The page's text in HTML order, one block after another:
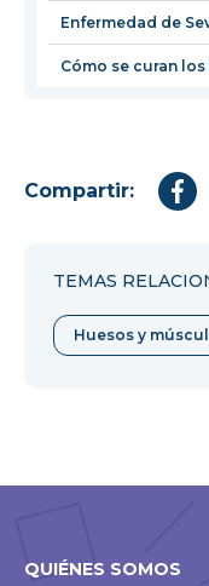
Enfermedad de
Cómo se curan
Compartir:
TEMAS
Huesos y
QUIÉNES SOMOS